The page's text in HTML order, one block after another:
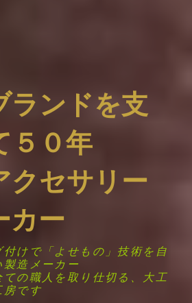
ランドを支
５０年
クセサリー
カー
けで「よせもの」技術を自
造メーカー
ての職人を取り仕切る、大工
房です